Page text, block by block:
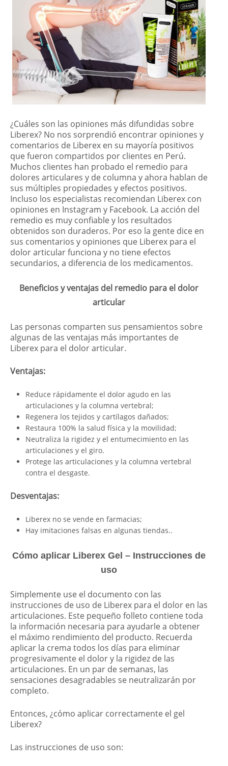
¿Cuáles son las opiniones más difundidas sobre
Liberex? No nos sorprendió encontrar opiniones y
comentarios de Liberex en su mayoría positivos
que fueron compartidos por clientes en Perú.
Muchos clientes han probado el remedio para
dolores articulares y de columna y ahora hablan de
sus múltiples propiedades y efectos positivos.
Incluso los especialistas recomiendan Liberex con
opiniones en Instagram y Facebook. La acción del
remedio es muy confiable y los resultados
obtenidos son duraderos. Por eso la gente dice en
sus comentarios y opiniones que Liberex para el
dolor articular funciona y no tiene efectos
secundarios, a diferencia de los medicamentos.
Beneficios y ventajas del remedio para el dolor
articular
Las personas comparten sus pensamientos sobre
algunas de las ventajas más importantes de
Liberex para el dolor articular.
Ventajas:
Reduce rápidamente el dolor agudo en las
articulaciones y la columna vertebral;
Regenera los tejidos y cartílagos dañados;
Restaura 100% la salud física y la movilidad;
Neutraliza la rigidez y el entumecimiento en las
articulaciones y el giro.
Protege las articulaciones y la columna vertebral
contra el desgaste.
Desventajas:
Liberex no se vende en farmacias;
Hay imitaciones falsas en algunas tiendas..
Cómo aplicar Liberex Gel – Instrucciones de
uso
Simplemente use el documento con las
instrucciones de uso de Liberex para el dolor en las
articulaciones. Este pequeño folleto contiene toda
la información necesaria para ayudarle a obtener
el máximo rendimiento del producto. Recuerda
aplicar la crema todos los días para eliminar
progresivamente el dolor y la rigidez de las
articulaciones. En un par de semanas, las
sensaciones desagradables se neutralizarán por
completo.
Entonces, ¿cómo aplicar correctamente el gel
Liberex?
Las instrucciones de uso son: